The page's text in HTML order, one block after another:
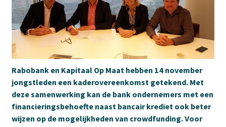
Rabobank en Kapitaal Op Maat hebben 14 november
jongstleden een kaderovereenkomst getekend. Met
deze samenwerking kan de bank ondernemers met een
financieringsbehoefte naast bancair krediet ook beter
wijzen op de mogelijkheden van crowdfunding. Voor